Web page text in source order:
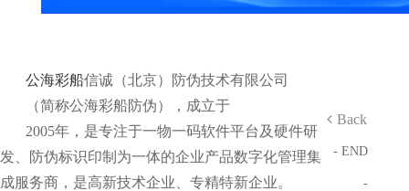
公海彩船信诚（北京）防伪技术有限公司
（简称公海彩船防伪），成立于
2005年，是专注于一物一码软件平台及硬件研
发、防伪标识印制为一体的企业产品数字化管理集
成服务商，是高新技术企业、专精特新企业。
Back
- END
-